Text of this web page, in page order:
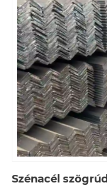
Szénacél szögrúd